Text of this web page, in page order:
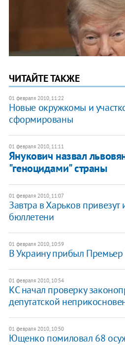
ЧИТАЙТЕ ТАКЖЕ
01 февраля 2010, 11:22
Новые окружкомы и
сформированы
01 февраля 2010, 11:11
Янукович назвал
"геноцидами" страны
01 февраля 2010, 11:07
Завтра в Харьков привезут
бюллетени
01 февраля 2010, 10:59
В Украину прибыл
01 февраля 2010, 10:54
КС начал проверку
депутатской
01 февраля 2010, 10:50
Ющенко помиловал 68